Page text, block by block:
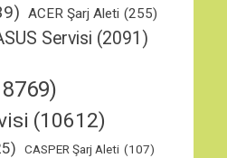
ACER Şarj Aleti (255)
Servisi (2091)
(10612)
CASPER Şarj Aleti (107)